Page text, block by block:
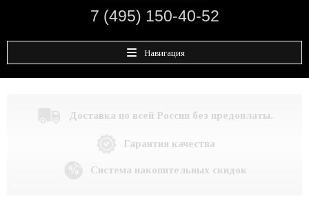
7 (495) 150-40-52
Навигация
Доставка по всей России без предоплаты.
Гарантия качества
Система накопительных скидок